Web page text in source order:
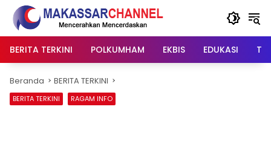
Langsung
konten
BERITA TERKINI
POLKUMHAM EKBIS EDUKASI
Beranda BERITA TERKINI
BERITA TERKINI RAGAM INFO